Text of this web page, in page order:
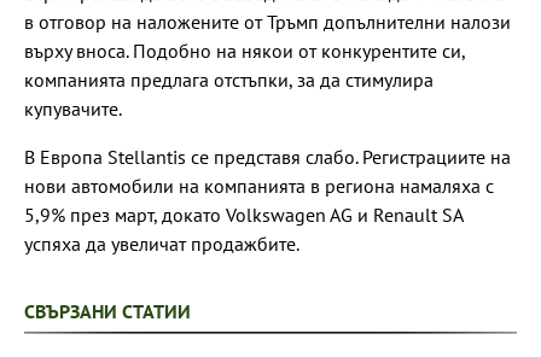
в отговор на наложените от Тръмп допълнителни налози
върху вноса. Подобно на някои от конкурентите си,
компанията предлага отстъпки, за да стимулира
купувачите.
В Европа Stellantis се представя слабо. Регистрациите на
нови автомобили на компанията в региона намаляха с
5,9% през март, докато Volkswagen AG и Renault SA
успяха да увеличат продажбите.
СВЪРЗАНИ СТАТИИ